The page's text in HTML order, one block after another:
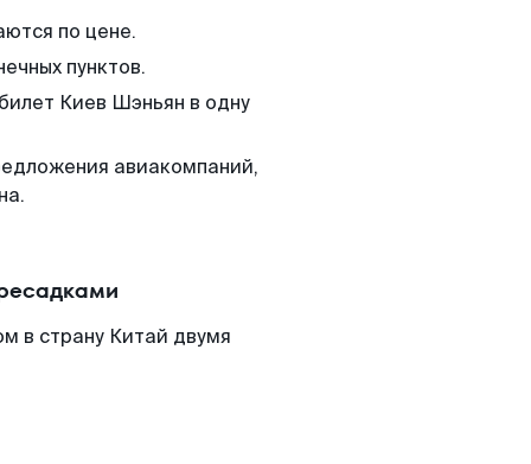
по цене.
пунктов.
Киев Шэньян в одну
авиакомпаний,
в страну Китай двумя